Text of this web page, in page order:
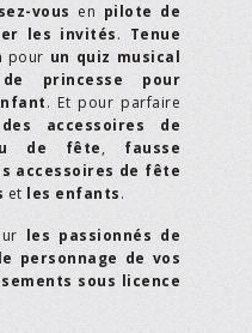
vous en pilote de
les invités. Tenue
pour un quiz musical
princesse pour
. Et pour parfaire
accessoires de
de fête, fausse
accessoires de fête
et les enfants.
les passionnés de
personnage de vos
sous licence